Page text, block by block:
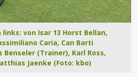
von Isar 13 Horst Bellan,
Caria, Can Barti
(Trainer), Karl Ross,
Jaenke (Foto: kbo)